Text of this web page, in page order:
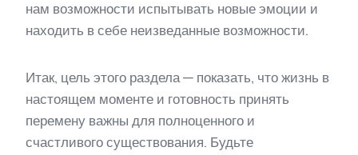
нам возможности испытывать новые эмоции и
находить в себе неизведанные возможности.
Итак, цель этого раздела — показать, что жизнь в
настоящем моменте и готовность принять
перемену важны для полноценного и
счастливого существования. Будьте